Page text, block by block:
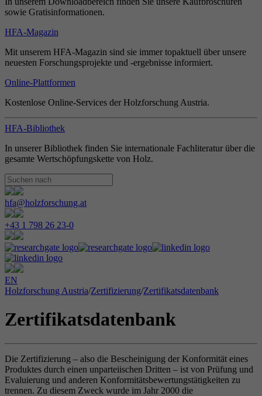
sowie Gratisinformationen.
HFA-Magazin
Mit unserem HFA-Magazin sind sie immer topaktuell über unsere
neuesten Forschungsprojekte und -ergebnisse informiert.
Online-Plattformen
Kostenlose Online-Services der Holzforschung Austria.
HFA-Bibliothek
In unserer Bibliothek finden Sie internationale Fachliteratur über die
gesamte Wertschöpfungskette von Holz.
hfa@holzforschung.at
+43 1 798 26 23-0
EN
Holzforschung Austria/Zertifizierung/Zertifikatsdatenbank
Zertifikatsdatenbank
Die Zertifizierung – also die Bescheinigung der Konformität eines
Produktes durch einen unparteiischen Dritten – ist von Prüfung und
Evaluierung und anderen Konformitätsbewertungstätigkeiten zu
trennen. Zu diesem Zweck wurde im Jahr 2000 die